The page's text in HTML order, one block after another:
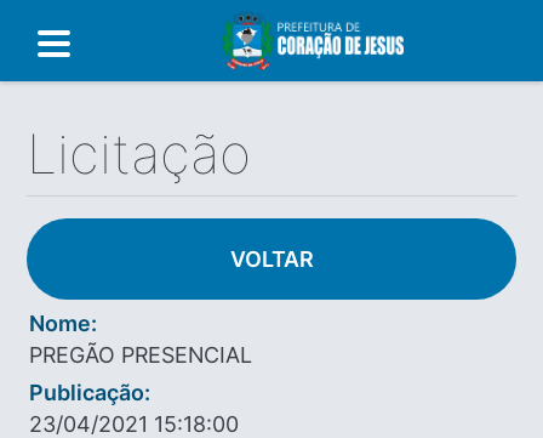
Licitação
VOLTAR
Nome:
PREGÃO PRESENCIAL
Publicação:
23/04/2021 15:18:00